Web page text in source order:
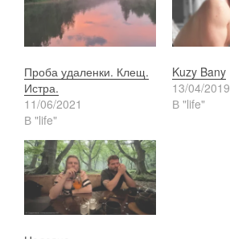
Проба удаленки. Клещ.
Истра.
11/06/2021
В "life"
Kuzy Bany
13/04/2019
В "life"